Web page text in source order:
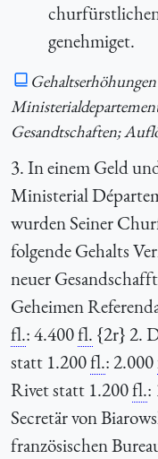
genehmiget.
Gesandtschaften;
3. In einem Geld
Ministerial
wurden Seiner
folgende Gehalts
neuer
Geheimen
fl.: 4.400fl. {2r} 2.
statt 1.200fl.: 2.000
Rivet statt 1.200fl.:
Secretär von
französischen